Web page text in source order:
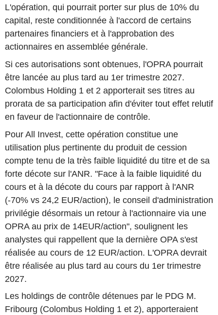
L'opération, qui pourrait porter sur plus de 10% du
capital, reste conditionnée à l'accord de certains
partenaires financiers et à l'approbation des
actionnaires en assemblée générale.
Si ces autorisations sont obtenues, l'OPRA pourrait
être lancée au plus tard au 1er trimestre 2027.
Colombus Holding 1 et 2 apporterait ses titres au
prorata de sa participation afin d'éviter tout effet relutif
en faveur de l'actionnaire de contrôle.
Pour All Invest, cette opération constitue une
utilisation plus pertinente du produit de cession
compte tenu de la très faible liquidité du titre et de sa
forte décote sur l'ANR. "Face à la faible liquidité du
cours et à la décote du cours par rapport à l'ANR
(-70% vs 24,2 EUR/action), le conseil d'administration
privilégie désormais un retour à l'actionnaire via une
OPRA au prix de 14EUR/action", soulignent les
analystes qui rappellent que la dernière OPA s'est
réalisée au cours de 12 EUR/action. L'OPRA devrait
être réalisée au plus tard au cours du 1er trimestre
2027.
Les holdings de contrôle détenues par le PDG M.
Fribourg (Colombus Holding 1 et 2), apporteraient